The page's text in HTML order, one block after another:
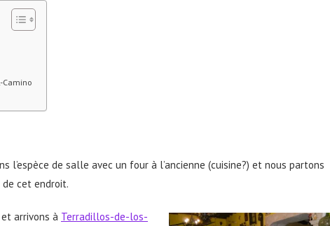
Camino
l’espèce de salle avec un four à l’ancienne (cuisine?) et nous partons
cet endroit.
arrivons à Terradillos-de-los-